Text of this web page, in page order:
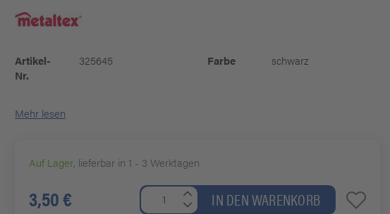
Artikel-
Nr.
325645 Farbe schwarz
Mehr lesen
Auf Lager, lieferbar in 1 - 3 Werktagen
3,50 € IN DEN WARENKORB